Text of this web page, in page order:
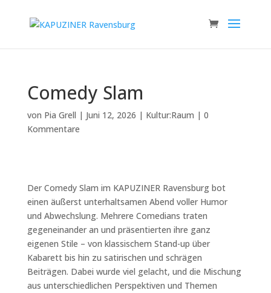
Comedy Slam
von Pia Grell | Juni 12, 2026 | Kultur:Raum | 0
Kommentare
Der Comedy Slam im KAPUZINER Ravensburg bot
einen äußerst unterhaltsamen Abend voller Humor
und Abwechslung. Mehrere Comedians traten
gegeneinander an und präsentierten ihre ganz
eigenen Stile – von klassischem Stand-up über
Kabarett bis hin zu satirischen und schrägen
Beiträgen. Dabei wurde viel gelacht, und die Mischung
aus unterschiedlichen Perspektiven und Themen